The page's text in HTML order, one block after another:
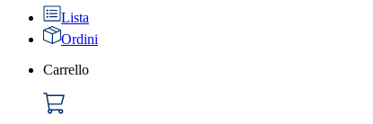
Lista
Ordini
Carrello